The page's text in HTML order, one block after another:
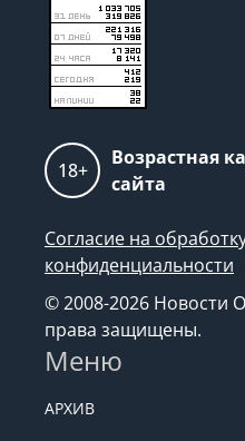
18+
Возрастная
сайта
Согласие на
конфиденциальности
© 2008-2026 Новости
права защищены.
Меню
АРХИВ